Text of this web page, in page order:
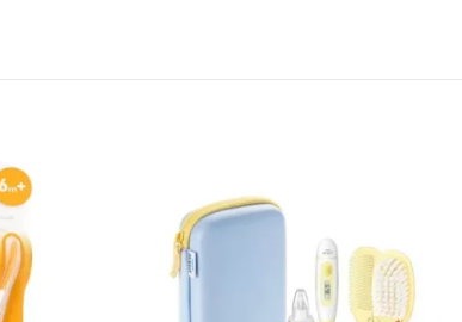
Ajouter
à la
liste
d’envies